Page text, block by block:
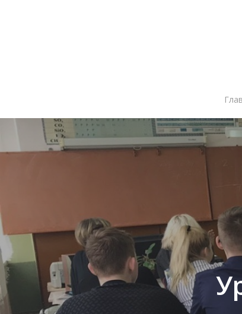
Нажмите Enter для поиска или ESC